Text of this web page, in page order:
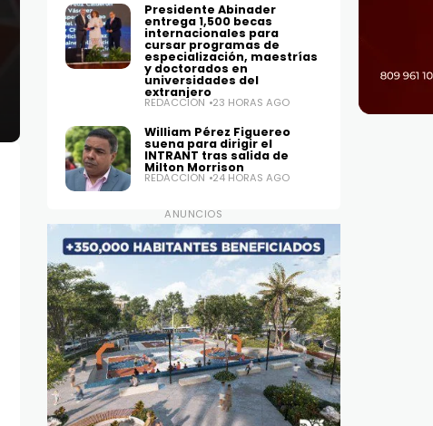
Presidente Abinader
entrega 1,500 becas
internacionales para
cursar programas de
especialización, maestrías
y doctorados en
universidades del
extranjero
REDACCIÓN 23 HORAS AGO
William Pérez Figuereo
suena para dirigir el
INTRANT tras salida de
Milton Morrison
REDACCIÓN 24 HORAS AGO
ANUNCIOS